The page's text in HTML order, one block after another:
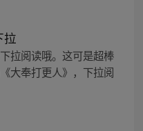
拉
拉阅读哦。这可是超棒
大奉打更人》，下拉阅